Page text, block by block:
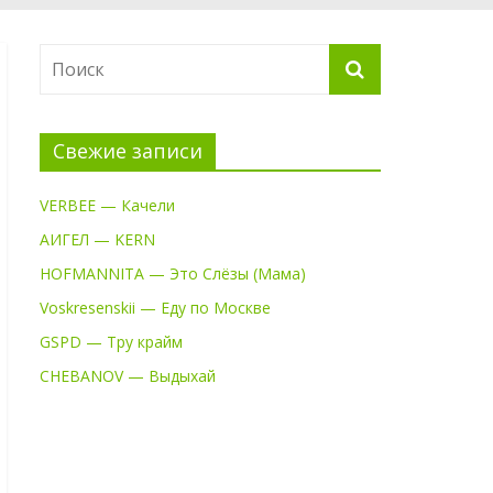
Свежие записи
VERBEE — Качели
АИГЕЛ — KERN
HOFMANNITA — Это Слёзы (Мама)
Voskresenskii — Еду по Москве
GSPD — Тру крайм
CHEBANOV — Выдыхай